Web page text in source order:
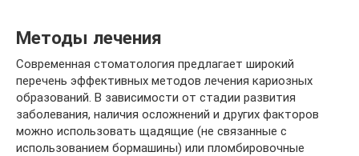
Методы лечения
Современная стоматология предлагает широкий
перечень эффективных методов лечения кариозных
образований. В зависимости от стадии развития
заболевания, наличия осложнений и других факторов
можно использовать щадящие (не связанные с
использованием бормашины) или пломбировочные